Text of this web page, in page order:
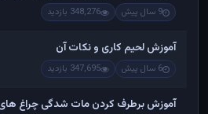
9 سال پیش 348,276 بازدید
آموزش لحیم کاری و نکات آن
6 سال پیش 347,695 بازدید
آموزش برطرف کردن مات شدگی چراغ